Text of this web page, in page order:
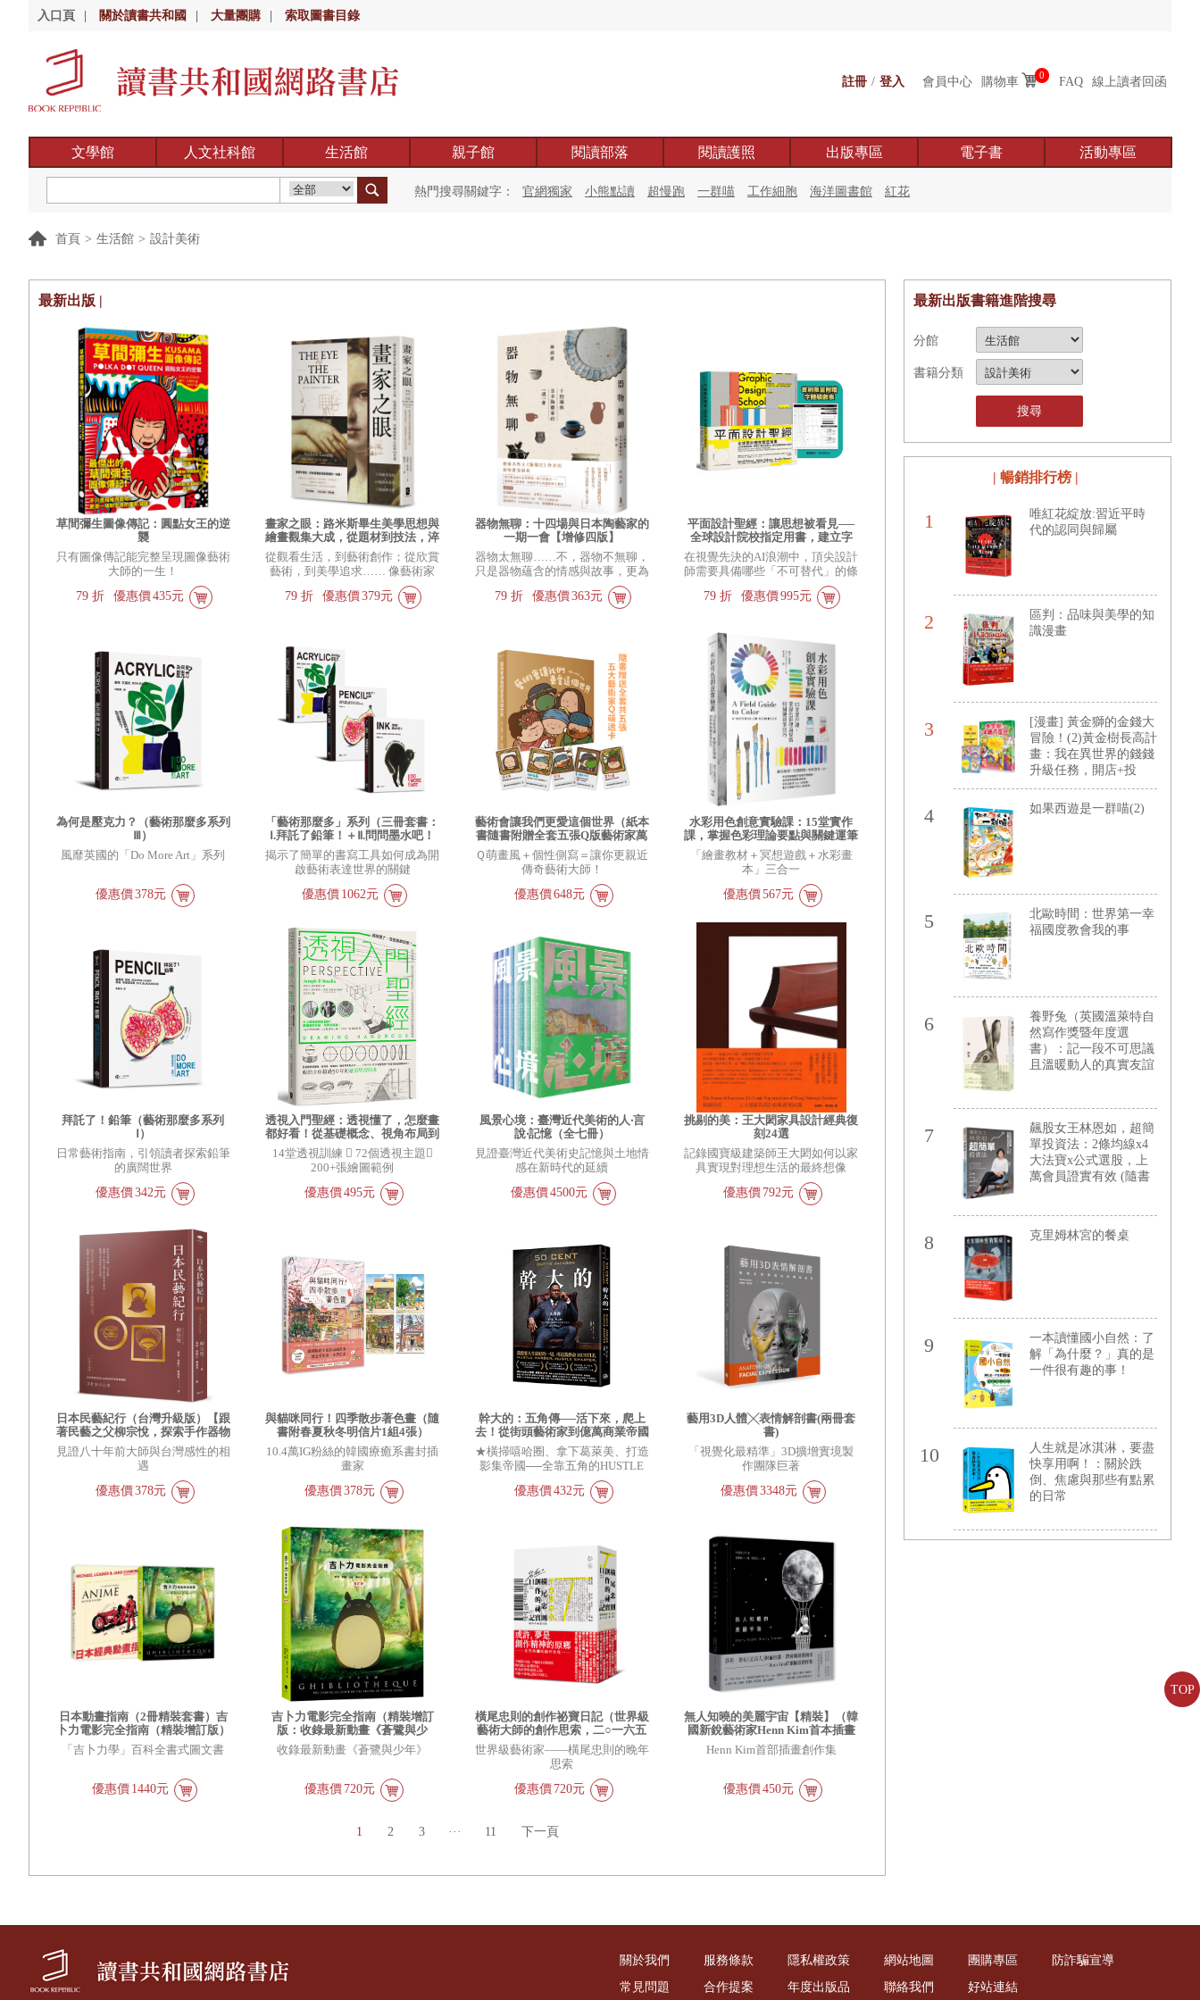
入口頁 關於讀書共和國 大量團購 索取圖書目錄
註冊 / 登入 會員中心 購物車 0 FAQ 線上讀者回函
文學館 人文社科館 生活館 親子館 閱讀部落 閱讀護照 出版專區 電子書 活動專區
熱門搜尋關鍵字： 官網獨家 小熊點讀 超慢跑 一群喵 工作細胞 海洋圖書館 紅花
TOP
首頁 > 生活館 > 設計美術
最新出版 |
草間彌生圖像傳記：圓點女王的逆
襲
只有圖像傳記能完整呈現圖像藝術
大師的一生！
79 折 優惠價435元
畫家之眼：路米斯畢生美學思想與
繪畫觀集大成，從題材到技法，淬
鍊風格與心法的13堂課【經典珍藏
版】
從觀看生活，到藝術創作；從欣賞
藝術，到美學追求…… 像藝術家
一樣觀察思考， 從平淡日常，窺
見永恆之美
79 折 優惠價379元
器物無聊：十四場與日本陶藝家的
一期一會【增修四版】
器物太無聊……不，器物不無聊，
只是器物蘊含的情感與故事，更為
79 折 優惠價363元
平面設計聖經：讓思想被看見──
全球設計院校指定用書，建立字
型、色彩、版面、印刷與數位媒體
的核心判斷力【限量附贈字體級數
表｜設計師實戰必備！】
在視覺先決的AI浪潮中，頂尖設計
師需要具備哪些「不可替代」的條
件？ 全面建構平面設計專業工作
流程，打通從創意到產出的核心能
79 折 優惠價995元
為何是壓克力？（藝術那麼多系列
Ⅲ）
風靡英國的「Do More Art」系列
優惠價378元
「藝術那麼多」系列（三冊套書：
Ⅰ.拜託了鉛筆！＋Ⅱ.問問墨水吧！
＋Ⅲ.為何是壓克力？）
揭示了簡單的書寫工具如何成為開
啟藝術表達世界的關鍵
優惠價 1062元
藝術會讓我們更愛這個世界（紙本
書隨書附贈全套五張Q版藝術家萬
用透卡）
Ｑ萌畫風＋個性側寫＝讓你更親近
傳奇藝術大師！
優惠價648元
水彩用色創意實驗課：15堂實作
課，掌握色彩理論要點與關鍵運筆
技巧（暢銷新版）
「繪畫教材＋冥想遊戲＋水彩畫
本」三合一
優惠價567元
拜託了！鉛筆（藝術那麼多系列
Ⅰ）
日常藝術指南，引領讀者探索鉛筆
的廣闊世界
優惠價342元
透視入門聖經：透視懂了，怎麼畫
都好看！從基礎概念、視角布局到
光影明暗，全方位掌握透視原理的
14堂視覺訓練課【經典珍藏版】
14堂透視訓練  72個透視主題
200+張繪圖範例
優惠價495元
風景心境：臺灣近代美術的人‧言
說‧記憶（全七冊）
見證臺灣近代美術史記憶與土地情
感在新時代的延續
優惠價4500元
挑剔的美：王大閎家具設計經典復
刻24選
記錄國寶級建築師王大閎如何以家
具實現對理想生活的最終想像
優惠價 792元
日本民藝紀行（台灣升級版）【跟
著民藝之父柳宗悅，探索手作器物
之美】
見證八十年前大師與台灣感性的相
遇
優惠價378元
與貓咪同行！四季散步著色畫（隨
書附春夏秋冬明信片1組4張）
10.4萬IG粉絲的韓國療癒系書封插
畫家
優惠價378元
幹大的：五角傳──活下來，爬上
去！從街頭藝術家到億萬商業帝國
的極限進化法則
★橫掃嘻哈圈、拿下葛萊美、打造
影集帝國──全靠五角的HUSTLE
優惠價432元
藝用3D人體╳表情解剖書(兩冊套
書)
「視覺化最精準」3D擴增實境製
作團隊巨著
優惠價3348元
日本動畫指南（2冊精裝套書）吉
卜力電影完全指南（精裝增訂版）
＋日本經典動畫指南
「吉卜力學」百科全書式圖文書
優惠價 1440元
吉卜力電影完全指南（精裝增訂
版：收錄最新動畫《蒼鷺與少
年》）
收錄最新動畫《蒼鷺與少年》
優惠價 720元
橫尾忠則的創作祕寶日記（世界級
藝術大師的創作思索，二○一六五
月九日──二○二○六月十四日）
世界級藝術家——橫尾忠則的晚年
思索
優惠價 720元
無人知曉的美麗宇宙【精裝】（韓
國新銳藝術家Henn Kim首本插畫
創作集，描繪現代人心靈的療癒之
作）
Henn Kim首部插畫創作集
優惠價450元
1 2 3 ··· 11 下一頁
最新出版書籍進階搜尋
分館
書籍分類
搜尋
| 暢銷排行榜 |
1
唯紅花綻放:習近平時
代的認同與歸屬
2
區判：品味與美學的知
識漫畫
3
[漫畫] 黃金獅的金錢大
冒險！(2)黃金樹長高計
畫：我在異世界的錢錢
升級任務，開店+投
資，讓錢自己滾進來
【增值力 Lv UP】（附
★ETF投資小高手．角
4 如果西遊是一群喵(2)
5
北歐時間：世界第一幸
福國度教會我的事
6
養野兔（英國溫萊特自
然寫作獎暨年度選
書）：記一段不可思議
且溫暖動人的真實友誼
7
飆股女王林恩如，超簡
單投資法：2條均線x4
大法寶x公式選股，上
萬會員證實有效 (隨書
8 克里姆林宮的餐桌
9
一本讀懂國小自然：了
解「為什麼？」真的是
一件很有趣的事！
10
人生就是冰淇淋，要盡
快享用啊！：關於跌
倒、焦慮與那些有點累
的日常
關於我們 服務條款 隱私權政策 網站地圖 團購專區
防詐騙宣導
常見問題
合作提案 年度出版品 聯絡我們 好站連結